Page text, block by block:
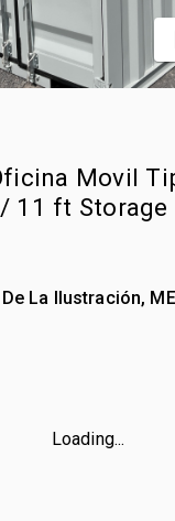
Movil
11 ft Storage
La Ilustración,
Loading...